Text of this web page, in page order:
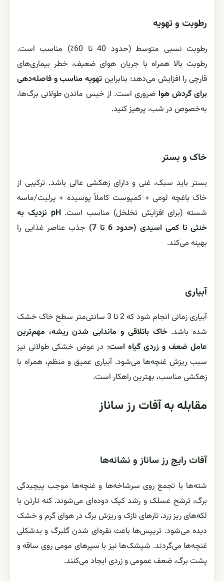
رطوبت و تهویه
رطوبت نسبی متوسط (حدود 40 تا 60٪) مناسب است.
رطوبت بالا همراه با جریان هوای ضعیف، خطر بیماری‌های
قارچی را افزایش می‌دهد؛ بنابراین تهویه مناسب و فاصله‌دهی
برای گردش هوا ضروری است. از خیس ماندن طولانی برگ‌ها،
به‌خصوص در شب، پرهیز کنید.
خاک و بستر
بستر باید سبک، غنی و دارای زهکشی عالی باشد. ترکیبی از
خاک باغچه لومی + کمپوست کاملاً پوسیده + پرلیت/ماسه
شسته (برای افزایش تخلخل) مناسب است.
pH نزدیک به
خنثی تا کمی اسیدی (حدود 6 تا 7)
جذب عناصر غذایی را
بهینه می‌کند.
آبیاری
آبیاری زمانی انجام شود که 2 تا 3 سانتی‌متر سطح خاک خشک
شده باشد.خاک باتلاقی و ماندابی شدن ریشه، مهم‌ترین
عامل ضعف و زردی گیاه است؛ در عوض خشکی طولانی نیز
سبب ریزش غنچه‌ها می‌شود. آبیاری عمیق و منظم، همراه با
زهکشی مناسب، بهترین راهکار است.
مقابله به آفات رز ساناز
آفات رایج رز ساناز و نشانه‌ها
شته‌ها با تجمع روی سرشاخه‌ها و غنچه‌ها موجب پیچیدگی
برگ، ترشح عسلک و رشد کپک دوده‌ای می‌شوند. کنه تارتن با
لکه‌های ریز زرد، تارهای نازک و ریزش برگ در هوای گرم و خشک
دیده می‌شود. تریپس‌ها باعث نقره‌ای شدن گلبرگ و بدشکلی
غنچه‌ها می‌گردند. شپشک‌ها نیز با سپرهای مومی روی ساقه و
پشت برگ، ضعف عمومی و زردی ایجاد می‌کنند.